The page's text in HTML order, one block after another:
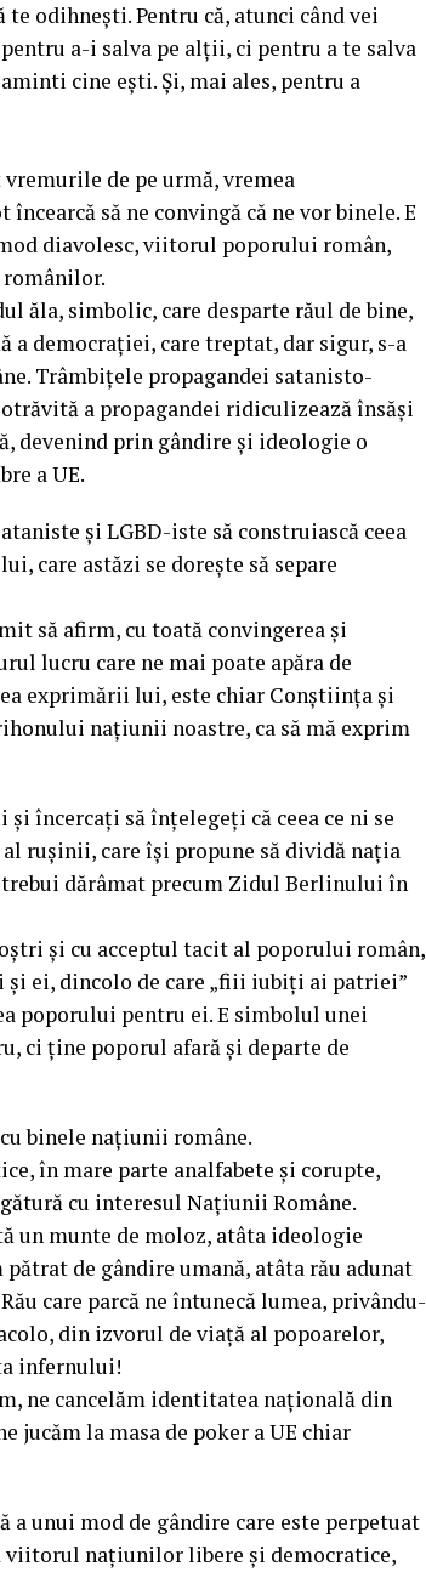
odihnești. Pentru că, atunci când vei
a-i salva pe alții, ci pentru a te salva
cine ești. Și, mai ales, pentru a
de pe urmă, vremea
să ne convingă că ne vor binele. E
diavolesc, viitorul poporului român,
românilor.
ăla, simbolic, care desparte răul de bine,
democrației, care treptat, dar sigur, s-a
Trâmbițele propagandei satanisto-
a propagandei ridiculizează însăși
devenind prin gândire și ideologie o
a UE.
și LGBD-iste să construiască ceea
care astăzi se dorește să separe
să afirm, cu toată convingerea și
lucru care ne mai poate apăra de
exprimării lui, este chiar Conștiința și
națiunii noastre, ca să mă exprim
încercați să înțelegeți că ceea ce ni se
rușinii, care își propune să dividă nația
trebui dărâmat precum Zidul Berlinului în
și cu acceptul tacit al poporului român,
ei, dincolo de care „fiii iubiți ai patriei”
poporului pentru ei. E simbolul unei
ci ține poporul afară și departe de
binele națiunii române.
în mare parte analfabete și corupte,
cu interesul Națiunii Române.
un munte de moloz, atâta ideologie
de gândire umană, atâta rău adunat
care parcă ne întunecă lumea, privându-
din izvorul de viață al popoarelor,
infernului!
ne cancelăm identitatea națională din
jucăm la masa de poker a UE chiar
unui mod de gândire care este perpetuat
viitorul națiunilor libere și democratice,